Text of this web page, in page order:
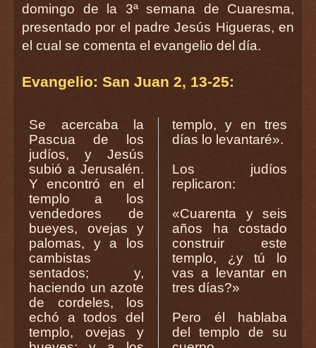
domingo de la 3ª semana de Cuaresma,
presentado por el padre Jesús Higueras, en
el cual se comenta el evangelio del día.
Evangelio: San Juan 2, 13-25:
Se acercaba la
Pascua de los
judíos, y Jesús
subió a Jerusalén.
Y encontró en el
templo a los
vendedores de
bueyes, ovejas y
palomas, y a los
cambistas
sentados; y,
haciendo un azote
de cordeles, los
echó a todos del
templo, ovejas y
templo, y en tres
días lo levantaré».
Los judíos
replicaron:
«Cuarenta y seis
años ha costado
construir este
templo, ¿y tú lo
vas a levantar en
tres días?»
Pero él hablaba
del templo de su